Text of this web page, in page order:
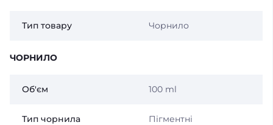
Тип товару Чорнило
ЧОРНИЛО
Об'єм 100 ml
Тип чорнила Пігментні